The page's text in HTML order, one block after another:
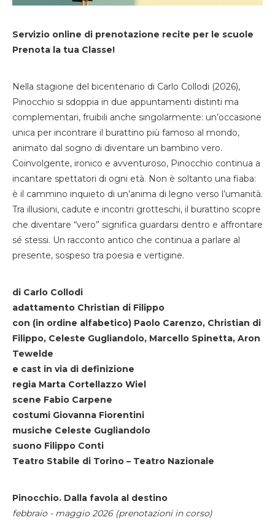
Servizio online di prenotazione recite per le scuole
Prenota la tua Classe!
Nella stagione del bicentenario di Carlo Collodi (2026),
Pinocchio si sdoppia in due appuntamenti distinti ma
complementari, fruibili anche singolarmente: un’occasione
unica per incontrare il burattino più famoso al mondo,
animato dal sogno di diventare un bambino vero.
Coinvolgente, ironico e avventuroso, Pinocchio continua a
incantare spettatori di ogni età. Non è soltanto una fiaba:
è il cammino inquieto di un’anima di legno verso l’umanità.
Tra illusioni, cadute e incontri grotteschi, il burattino scopre
che diventare “vero” significa guardarsi dentro e affrontare
sé stessi. Un racconto antico che continua a parlare al
presente, sospeso tra poesia e vertigine.
di Carlo Collodi
adattamento Christian di Filippo
con (in ordine alfabetico) Paolo Carenzo, Christian di
Filippo, Celeste Gugliandolo, Marcello Spinetta, Aron
Tewelde
e cast in via di definizione
regia Marta Cortellazzo Wiel
scene Fabio Carpene
costumi Giovanna Fiorentini
musiche Celeste Gugliandolo
suono Filippo Conti
Teatro Stabile di Torino – Teatro Nazionale
Pinocchio. Dalla favola al destino
febbraio - maggio 2026 (prenotazioni in corso)